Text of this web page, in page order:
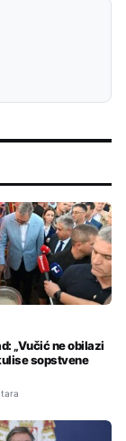
„Vučić ne obilazi
sopstvene